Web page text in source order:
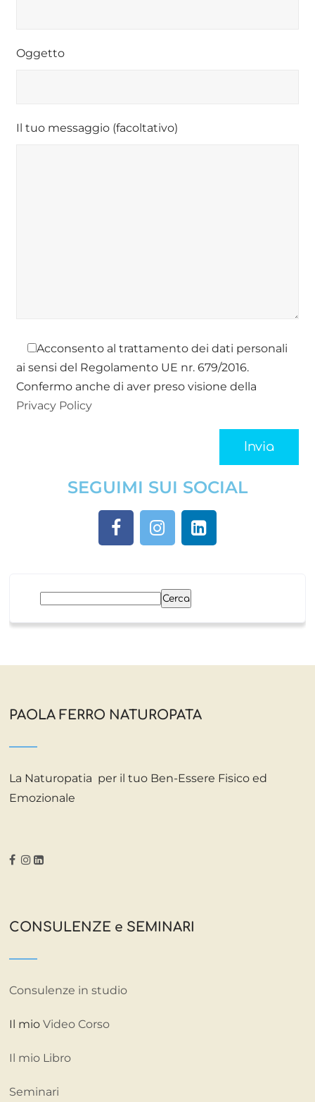
Oggetto
Il tuo messaggio (facoltativo)
Acconsento al trattamento dei dati personali
ai sensi del Regolamento UE nr. 679/2016.
Confermo anche di aver preso visione della
Privacy Policy
SEGUIMI SUI SOCIAL
Cerca
PAOLA FERRO NATUROPATA
La Naturopatia per il tuo Ben-Essere Fisico ed
Emozionale
CONSULENZE e SEMINARI
Consulenze in studio
Il mioVideo Corso
Il mio Libro
Seminari